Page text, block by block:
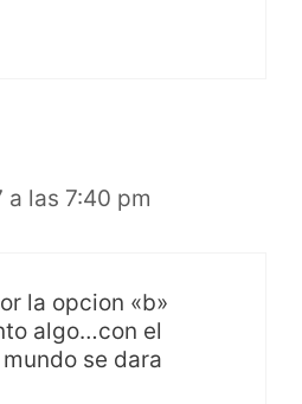
las 7:40 pm
la opcion «b»
algo…con el
se dara